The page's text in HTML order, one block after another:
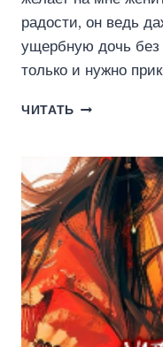
радости, он ведь
ущербную дочь
только и нужно
ЧИТАТЬ АФЁРА
ЛОВУШКА
ДЛЯ
ЛИСИЧКИ
(МИЮ
ЛОГИНОВА)